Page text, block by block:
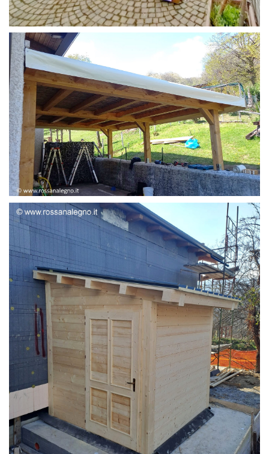
STRUTTURA CAMPER
STRUTTURA ADDOSSATA LAMELLARE